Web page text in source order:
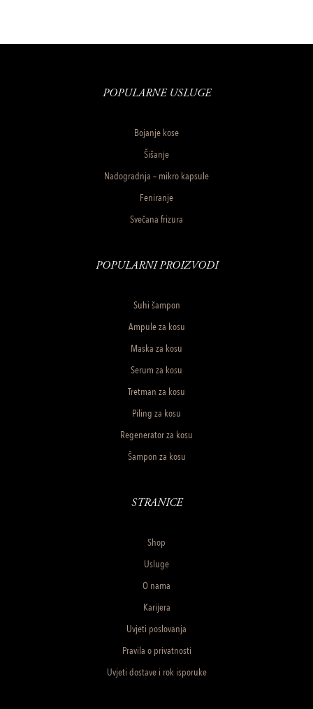
POPULARNE USLUGE
Bojanje kose
Šišanje
Nadogradnja – mikro kapsule
Feniranje
Svečana frizura
POPULARNI PROIZVODI
Suhi šampon
Ampule za kosu
Maska za kosu
Serum za kosu
Tretman za kosu
Piling za kosu
Regenerator za kosu
Šampon za kosu
STRANICE
Shop
Usluge
O nama
Karijera
Uvjeti poslovanja
Pravila o privatnosti
Uvjeti dostave i rok isporuke